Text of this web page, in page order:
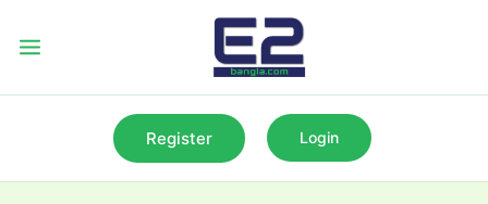
Register Login